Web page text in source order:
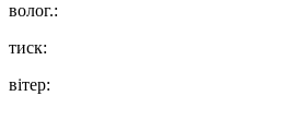
волог.:
тиск:
вітер: